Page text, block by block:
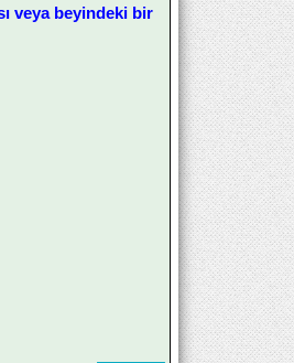
veya beyindeki bir